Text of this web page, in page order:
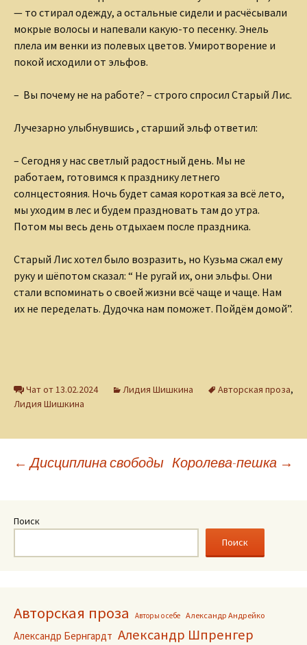
— то стирал одежду, а остальные сидели и расчёсывали
мокрые волосы и напевали какую-то песенку. Энель
плела им венки из полевых цветов. Умиротворение и
покой исходили от эльфов.
– Вы почему не на работе? – строго спросил Старый Лис.
Лучезарно улыбнувшись , старший эльф ответил:
– Сегодня у нас светлый радостный день. Мы не
работаем, готовимся к празднику летнего
солнцестояния. Ночь будет самая короткая за всё лето,
мы уходим в лес и будем праздновать там до утра.
Потом мы весь день отдыхаем после праздника.
Старый Лис хотел было возразить, но Кузьма сжал ему
руку и шёпотом сказал: “ Не ругай их, они эльфы. Они
стали вспоминать о своей жизни всё чаще и чаще. Нам
их не переделать. Дудочка нам поможет. Пойдём домой”.
Чат от 13.02.2024 Лидия Шишкина Авторская проза,
Лидия Шишкина
Навигация
по
записям
← Дисциплина свободы Королева-пешка →
Поиск
Поиск
Авторская проза Авторы о себе Александр Андрейко
Александр Бернгардт Александр Шпренгер